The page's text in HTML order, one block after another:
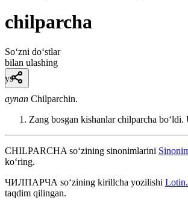
chilparcha
So‘zni do‘stlar
bilan ulashing
ys
aynan Chilparchin.
Zang bosgan kishanlar chilparcha boʻldi.
CHILPARCHA so‘zining sinonimlarini
ko‘ring.
ЧИЛПАРЧА so‘zining kirillcha yozilishi
taqdim qilingan.